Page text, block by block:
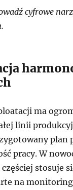
cyfrowe
ma
linii
plan
pracy. W
stosuje
na